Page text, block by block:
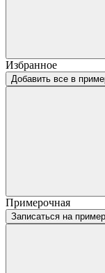
Избранное
Добавить все в
Примерочная
Записаться на